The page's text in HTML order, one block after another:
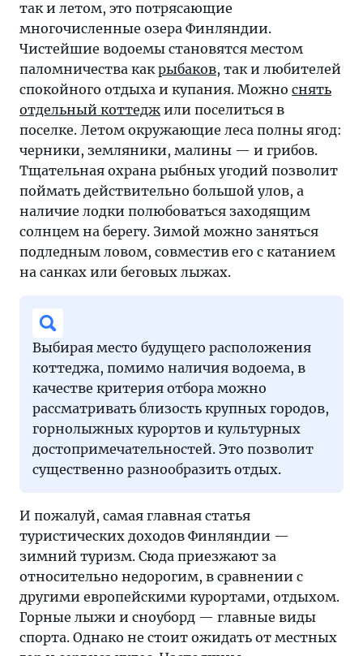
так и летом, это потрясающие
многочисленные озера Финляндии.
Чистейшие водоемы становятся местом
паломничества какрыбаков, так и любителей
спокойного отдыха и купания. Можно снять
отдельный коттедж или поселиться в
поселке. Летом окружающие леса полны ягод:
черники, земляники, малины — и грибов.
Тщательная охрана рыбных угодий позволит
поймать действительно большой улов, а
наличие лодки полюбоваться заходящим
солнцем на берегу. Зимой можно заняться
подледным ловом, совместив его с катанием
на санках или беговых лыжах.
Выбирая место будущего расположения
коттеджа, помимо наличия водоема, в
качестве критерия отбора можно
рассматривать близость крупных городов,
горнолыжных курортов и культурных
достопримечательностей. Это позволит
существенно разнообразить отдых.
И пожалуй, самая главная статья
туристических доходов Финляндии —
зимний туризм. Сюда приезжают за
относительно недорогим, в сравнении с
другими европейскими курортами, отдыхом.
Горные лыжи и сноуборд — главные виды
спорта. Однако не стоит ожидать от местных